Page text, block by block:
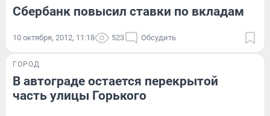
Сбербанк повысил ставки по вкладам
10 октября, 2012, 11:18 523 Обсудить
ГОРОД
В автограде остается перекрытой
часть улицы Горького